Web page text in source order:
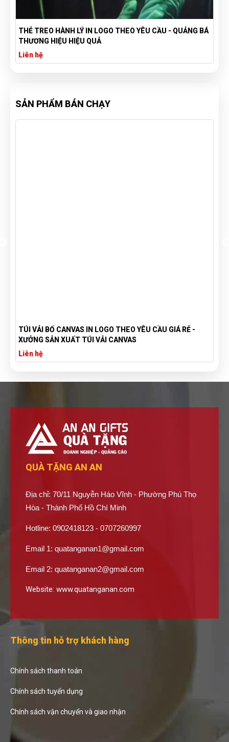
THẺ TREO HÀNH LÝ IN LOGO THEO YÊU CẦU - QUẢNG BÁ
THƯƠNG HIỆU HIỆU QUẢ
Liên hệ
SẢN PHẨM BÁN CHẠY
TÚI VẢI BỐ CANVAS IN LOGO THEO YÊU CẦU GIÁ RẺ -
XƯỞNG SẢN XUẤT TÚI VẢI CANVAS
Liên hệ
QUÀ TẶNG AN AN
Địa chỉ: 70/11 Nguyễn Háo Vĩnh - Phường Phú Thọ
Hòa - Thành Phố Hồ Chí Minh
Hotline: 0902418123 - 0707260997
Email 1: quatanganan1@gmail.com
Email 2: quatanganan2@gmail.com
Website: www.quatanganan.com
Thông tin hỗ trợ khách hàng
Chính sách thanh toán
Chính sách tuyển dụng
Chính sách vận chuyển và giao nhận